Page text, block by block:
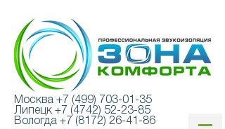
Москва +7 (499) 703-01-35
Липецк +7 (4742) 52-23-85
Вологда +7 (8172) 26-41-86